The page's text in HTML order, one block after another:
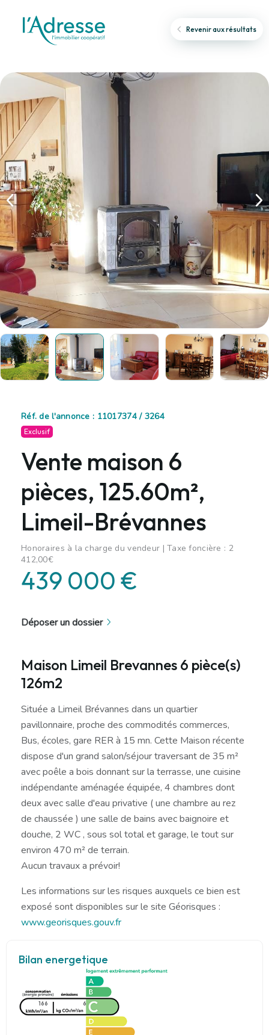
Revenir aux résultats
Réf. de l'annonce : 11017374 / 3264
Exclusif
Vente maison 6
pièces, 125.60m²,
Limeil-Brévannes
Honoraires à la charge du vendeur | Taxe foncière : 2
412,00€
439 000 €
Déposer un dossier
Maison Limeil Brevannes 6 pièce(s)
126m2
Située a Limeil Brévannes dans un quartier
pavillonnaire, proche des commodités commerces,
Bus, écoles, gare RER à 15 mn. Cette Maison récente
dispose d'un grand salon/séjour traversant de 35 m²
avec poêle a bois donnant sur la terrasse, une cuisine
indépendante aménagée équipée, 4 chambres dont
deux avec salle d'eau privative ( une chambre au rez
de chaussée ) une salle de bains avec baignoire et
douche, 2 WC , sous sol total et garage, le tout sur
environ 470 m² de terrain.
Aucun travaux a prévoir!
Les informations sur les risques auxquels ce bien est
exposé sont disponibles sur le site Géorisques :
www.georisques.gouv.fr
Bilan energetique
166 6